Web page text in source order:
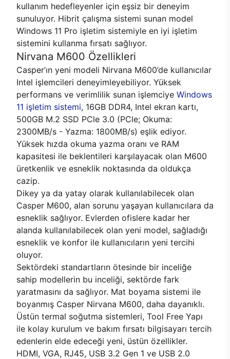
kullanım hedefleyenler için eşsiz bir deneyim
sunuluyor. Hibrit çalışma sistemi sunan model
Windows 11 Pro işletim sistemiyle en iyi işletim
sistemini kullanma fırsatı sağlıyor.
Nirvana M600 Özellikleri
Casper’ın yeni modeli Nirvana M600’de kullanıcılar
Intel işlemcileri deneyimleyebiliyor. Yüksek
performans ve verimlilik sunan işlemciye Windows
11 işletim sistemi, 16GB DDR4, Intel ekran kartı,
500GB M.2 SSD PCle 3.0 (PCle; Okuma:
2300MB/s - Yazma: 1800MB/s) eşlik ediyor.
Yüksek hızda okuma yazma oranı ve RAM
kapasitesi ile beklentileri karşılayacak olan M600
üretkenlik ve esneklik noktasında da oldukça
cazip.
Dikey ya da yatay olarak kullanılabilecek olan
Casper M600, alan sorunu yaşayan kullanıcılara da
esneklik sağlıyor. Evlerden ofislere kadar her
alanda kullanılabilecek olan yeni model, sağladığı
esneklik ve konfor ile kullanıcıların yeni tercihi
oluyor.
Sektördeki standartların ötesinde bir inceliğe
sahip modellerin bu inceliği, sektörde fark
yaratmasını da sağlıyor. Mat boyama sistemi ile
boyanmış Casper Nirvana M600, daha dayanıklı.
Üstün termal soğutma sistemleri, Tool Free Yapı
ile kolay kurulum ve bakım fırsatı bilgisayarı tercih
edenlerin elde edeceği yeni, üstün özellikler.
HDMI, VGA, RJ45, USB 3.2 Gen 1 ve USB 2.0